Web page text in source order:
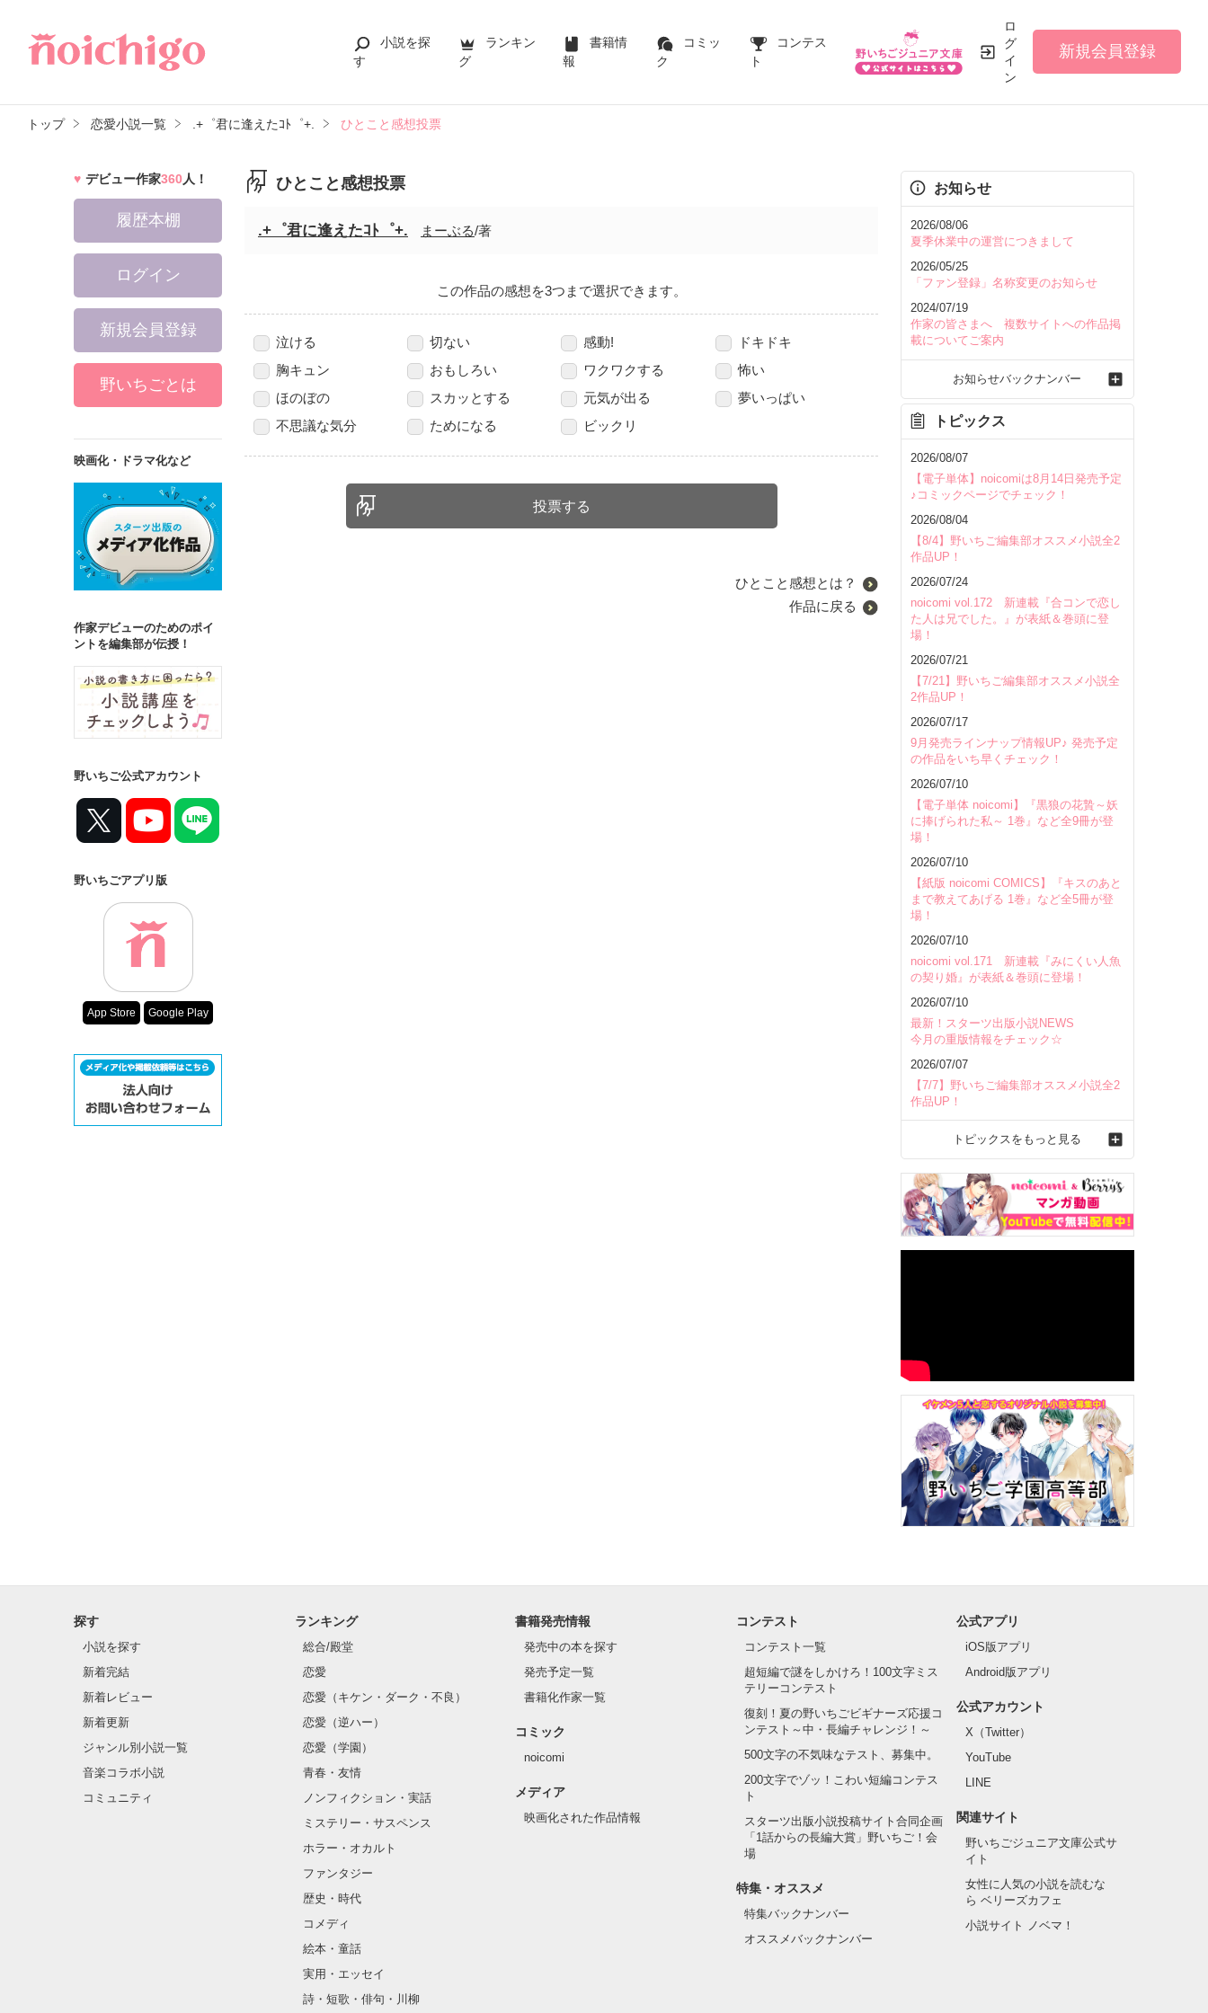
小説を探
す
ランキン
グ
書籍情
報
コミッ
ク
コンテス
ト
ロ
グ
イ
ン
新規会員登録
トップ 恋愛小説一覧 .+゜君に逢えたｺﾄ゜+. ひとこと感想投票
ひとこと感想投票
.+゜君に逢えたｺﾄ゜+. まーぶる/著
この作品の感想を3つまで選択できます。
泣ける 切ない 感動!
ドキドキ
胸キュン
おもしろい ワクワクする
怖い
ほのぼの
スカッとする 元気が出る
夢いっぱい
不思議な気分
ためになる ビックリ
ひとこと感想とは？
作品に戻る
デビュー作家360人！
履歴本棚
ログイン
新規会員登録
野いちごとは
映画化・ドラマ化など
作家デビューのためのポイ
ントを編集部が伝授！
野いちご公式アカウント
野いちごアプリ版
App Store Google Play
お知らせ
2026/08/06
夏季休業中の運営につきまして
2026/05/25
「ファン登録」名称変更のお知らせ
2024/07/19
作家の皆さまへ 複数サイトへの作品掲
載についてご案内
お知らせバックナンバー
トピックス
2026/08/07
【電子単体】noicomiは8月14日発売予定
♪コミックページでチェック！
2026/08/04
【8/4】野いちご編集部オススメ小説全2
作品UP！
2026/07/24
noicomi vol.172 新連載『合コンで恋し
た人は兄でした。』が表紙＆巻頭に登
場！
2026/07/21
【7/21】野いちご編集部オススメ小説全
2作品UP！
2026/07/17
9月発売ラインナップ情報UP♪ 発売予定
の作品をいち早くチェック！
2026/07/10
【電子単体 noicomi】『黒狼の花贄～妖
に捧げられた私～ 1巻』など全9冊が登
場！
2026/07/10
【紙版 noicomi COMICS】『キスのあと
まで教えてあげる 1巻』など全5冊が登
場！
2026/07/10
noicomi vol.171 新連載『みにくい人魚
の契り婚』が表紙＆巻頭に登場！
2026/07/10
最新！スターツ出版小説NEWS
今月の重版情報をチェック☆
2026/07/07
【7/7】野いちご編集部オススメ小説全2
作品UP！
トピックスをもっと見る
探す
小説を探す
新着完結
新着レビュー
新着更新
ジャンル別小説一覧
音楽コラボ小説
コミュニティ
ランキング
総合/殿堂
恋愛
恋愛（キケン・ダーク・不良）
恋愛（逆ハー）
恋愛（学園）
青春・友情
ノンフィクション・実話
ミステリー・サスペンス
ホラー・オカルト
ファンタジー
歴史・時代
コメディ
絵本・童話
実用・エッセイ
詩・短歌・俳句・川柳
書籍発売情報
発売中の本を探す
発売予定一覧
書籍化作家一覧
コミック
noicomi
メディア
映画化された作品情報
コンテスト
コンテスト一覧
超短編で謎をしかけろ！100文字ミス
テリーコンテスト
復刻！夏の野いちごビギナーズ応援コ
ンテスト～中・長編チャレンジ！～
500文字の不気味なテスト、募集中。
200文字でゾッ！こわい短編コンテス
ト
スターツ出版小説投稿サイト合同企画
「1話からの長編大賞」野いちご！会
場
特集・オススメ
特集バックナンバー
オススメバックナンバー
公式アプリ
iOS版アプリ
Android版アプリ
公式アカウント
X（Twitter）
YouTube
LINE
関連サイト
野いちごジュニア文庫公式サ
イト
女性に人気の小説を読むな
ら ベリーズカフェ
小説サイト ノベマ！